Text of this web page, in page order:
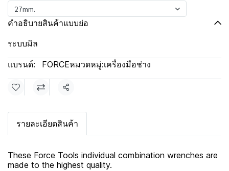
27mm.
คำอธิบายสินค้าแบบย่อ
ระบบมิล
แบรนด์: FORCEหมวดหมู่:เครื่องมือช่าง
แชร์
รายละเอียดสินค้า
These Force Tools individual combination wrenches are
made to the highest quality.